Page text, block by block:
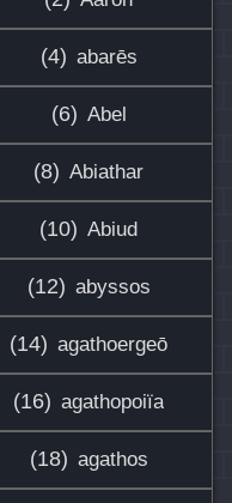
(4) abarēs
(6) Abel
(8) Abiathar
(10) Abiud
(12) abyssos
(14) agathoergeō
(16) agathopoiïa
(18) agathos